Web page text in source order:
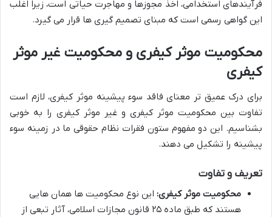
فرآیندهای استخدامی، اخذ مجوزها و مهاجرت حیاتی است، زیرا اغلب
این گواهی رسمی است که مبنای تصمیم گیری ها قرار می گیرد.
محکومیت موثر کیفری و محکومیت غیر موثر
کیفری
برای درک عمیق تر معنای فاقد سوء پیشینه موثر کیفری، لازم است
تفاوت بین محکومیت موثر کیفری و غیر موثر کیفری را به خوبی
بشناسیم. این دو مفهوم ستون فقرات نظام حقوقی ما در زمینه سوء
پیشینه را تشکیل می دهند.
تعریف و تفاوت
محکومیت موثر کیفری: این نوع محکومیت ها همان هایی
هستند که طبق ماده ۲۵ قانون مجازات اسلامی، آثار تبعی از